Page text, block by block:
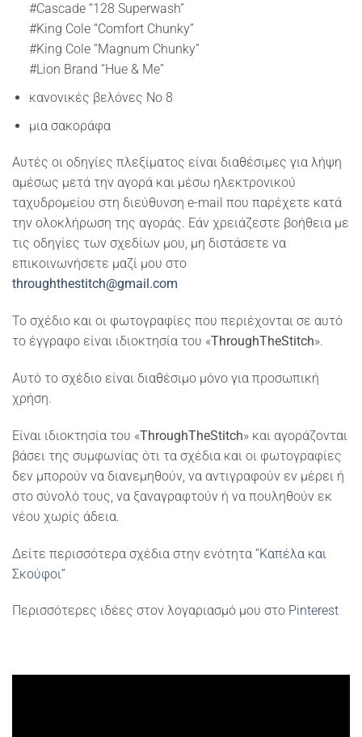
#Cascade “128 Superwash”
#King Cole “Comfort Chunky”
#King Cole “Magnum Chunky”
#Lion Brand “Hue & Me”
κανονικές βελόνες Νο 8
μια σακοράφα
Αυτές οι οδηγίες πλεξίματος είναι διαθέσιμες για λήψη
αμέσως μετά την αγορά και μέσω ηλεκτρονικού
ταχυδρομείου στη διεύθυνση e-mail που παρέχετε κατά
την ολοκλήρωση της αγοράς. Εάν χρειάζεστε βοήθεια με
τις οδηγίες των σχεδίων μου, μη διστάσετε να
επικοινωνήσετε μαζί μου στο
throughthestitch@gmail.com
Το σχέδιο και οι φωτογραφίες που περιέχονται σε αυτό
το έγγραφο είναι ιδιοκτησία του «ThroughTheStitch».
Αυτό το σχέδιο είναι διαθέσιμο μόνο για προσωπική
χρήση.
Είναι ιδιοκτησία του «ThroughTheStitch» και αγοράζονται
βάσει της συμφωνίας ότι τα σχέδια και οι φωτογραφίες
δεν μπορούν να διανεμηθούν, να αντιγραφούν εν μέρει ή
στο σύνολό τους, να ξαναγραφτούν ή να πουληθούν εκ
νέου χωρίς άδεια.
Δείτε περισσότερα σχέδια στην ενότητα “Καπέλα και
Σκούφοι”
Περισσότερες ιδέες στον λογαριασμό μου στο Pinterest